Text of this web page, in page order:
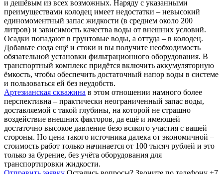
и дешёвым из всех возможных. Наряду с указанными
преимуществами колодец имеет недостатки – невысокий
единомоментный запас жидкости (в среднем около 200
литров) и зависимость качества воды от внешних условий.
Осадки попадают в грунтовые воды, а оттуда – в колодец.
Добавьте сюда ещё и стоки и вы получите необходимость
обязательной установки фильтрационного оборудования. В
транспортный комплекс придётся включить аккумуляторную
ёмкость, чтобы обеспечить достаточный напор воды в системе
и пользоваться ей без неудобств.
Артезианская скважина в этом отношении намного более
перспективна – практически неограниченный запас воды,
доставляемой с такой глубины, на которой не страшно
воздействие внешних факторов, да ещё и имеющей
достаточно высокое давление безо всякого участия с вашей
стороны. Но цена такого источника далека от экономичной –
стоимость работ только начинается от 100 тысяч рублей и это
только за бурение, без учёта оборудования для
транспортировки жидкости.